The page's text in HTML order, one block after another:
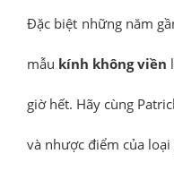
Đặc biệt những năm
mẫu kính không viền
giờ hết. Hãy cùng
và nhược điểm của